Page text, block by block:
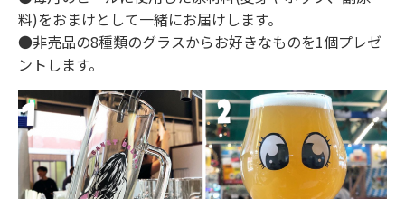
料)をおまけとして一緒にお届けします。
●非売品の8種類のグラスからお好きなものを1個プレゼ
ントします。